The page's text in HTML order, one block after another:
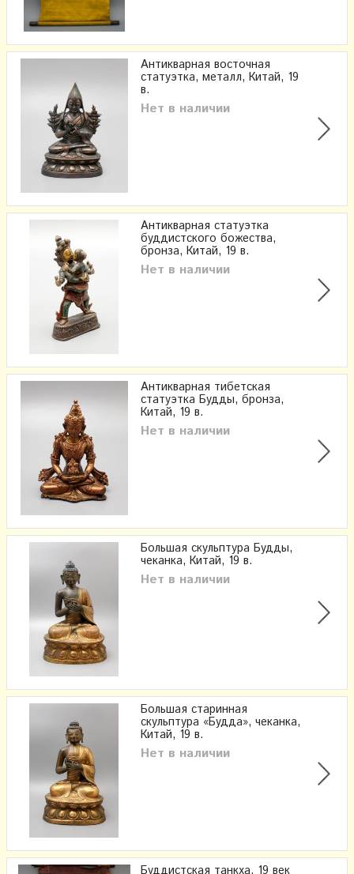
Антикварная восточная
статуэтка, металл, Китай, 19
в.
Нет в наличии
Антикварная статуэтка
буддистского божества,
бронза, Китай, 19 в.
Нет в наличии
Антикварная тибетская
статуэтка Будды, бронза,
Китай, 19 в.
Нет в наличии
Большая скульптура Будды,
чеканка, Китай, 19 в.
Нет в наличии
Большая старинная
скульптура «Будда», чеканка,
Китай, 19 в.
Нет в наличии
Буддистская танкха, 19 век